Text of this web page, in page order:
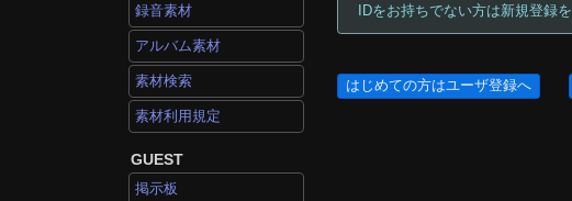
録音素材
アルバム素材
素材検索
素材利用規定
GUEST
掲示板
IDをお持ちでない方は新規登録
はじめての方はユーザ登録へ